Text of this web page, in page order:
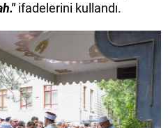
ifadelerini kullandı.